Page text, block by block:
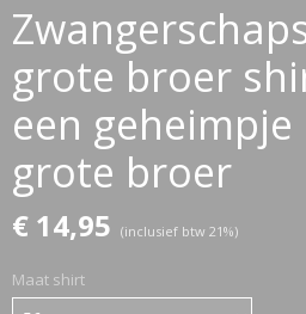
grote broer
een
grote broer
€ 14,95 (inclusief btw 21%)
Maat shirt